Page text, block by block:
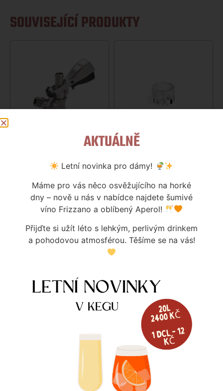
SOUVISEJÍCÍ PRODUKTY
Více informací
SKLÍČKO
Skladem
Více informací
NARAŽEČ MM O KROUŽEK
PLOCHÝ+KOMBI
12Kč
Skladem
AKTUÁLNĚ
Letní novinka pro dámy!
Máme pro vás něco osvěžujícího na horké
dny – nově u nás v nabídce najdete šumivé
víno Frizzano a oblíbený Aperol!
Přijďte si užít léto s lehkým, perlivým drinkem
a pohodovou atmosférou. Těšíme se na vás!